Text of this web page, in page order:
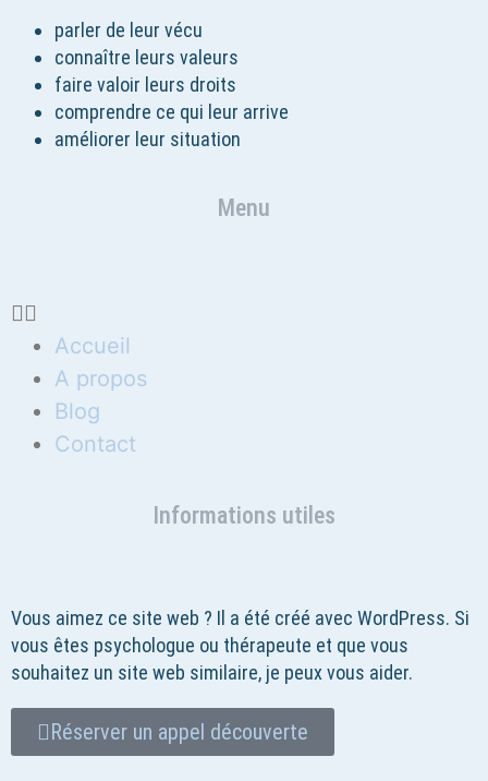
parler de leur vécu
connaître leurs valeurs
faire valoir leurs droits
comprendre ce qui leur arrive
améliorer leur situation
Menu
Accueil
A propos
Blog
Contact
Informations utiles
Vous aimez ce site web ? Il a été créé avec WordPress. Si
vous êtes psychologue ou thérapeute et que vous
souhaitez un site web similaire, je peux vous aider.
Réserver un appel découverte